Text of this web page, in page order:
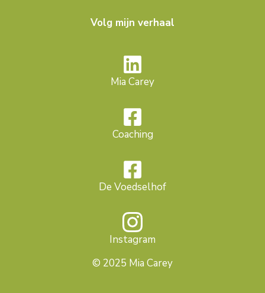
Volg mijn verhaal
Mia Carey
Coaching
De Voedselhof
Instagram
© 2025 Mia Carey